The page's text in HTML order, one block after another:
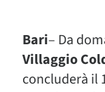
Bari– Da
Villaggio
concluderà il